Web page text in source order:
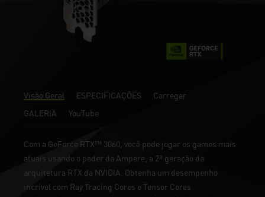
Visão Geral ESPECIFICAÇÕES
Carregar
GALERIA
YouTube
Com a GeForce RTX™ 3060, você pode jogar os games mais
atuais usando o poder da Ampere, a 2ª geração da
arquitetura RTX da NVIDIA. Obtenha um desempenho
incrível com Ray Tracing Cores e Tensor Cores